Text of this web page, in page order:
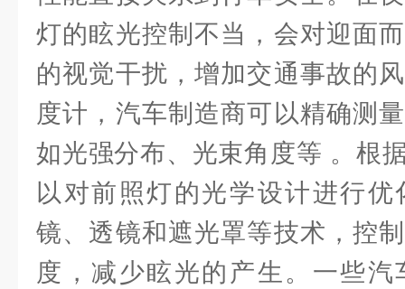
灯的眩光控制不当，会对迎面
的视觉干扰，增加交通事故的
度计，汽车制造商可以精确测
如光强分布、光束角度等 。根
以对前照灯的光学设计进行
镜、透镜和遮光罩等技术，控
度，减少眩光的产生。一些